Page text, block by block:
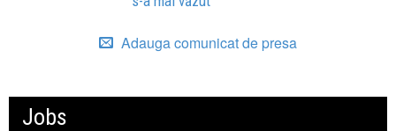
Adauga comunicat de presa
Jobs